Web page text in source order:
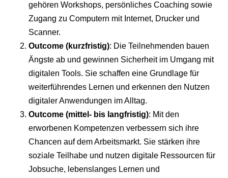
gehören Workshops, persönliches Coaching sowie
Zugang zu Computern mit Internet, Drucker und
Scanner.
Outcome (kurzfristig): Die Teilnehmenden bauen
Ängste ab und gewinnen Sicherheit im Umgang mit
digitalen Tools. Sie schaffen eine Grundlage für
weiterführendes Lernen und erkennen den Nutzen
digitaler Anwendungen im Alltag.
Outcome (mittel- bis langfristig): Mit den
erworbenen Kompetenzen verbessern sich ihre
Chancen auf dem Arbeitsmarkt. Sie stärken ihre
soziale Teilhabe und nutzen digitale Ressourcen für
Jobsuche, lebenslanges Lernen und